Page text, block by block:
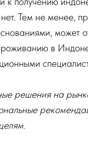
Тем не менее,
может
в
решения на